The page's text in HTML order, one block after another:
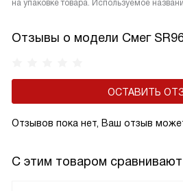
на упаковке товара. Используемое
Отзывы о модели Смег
ОСТАВИТЬ
Отзывов пока нет, Ваш отзыв
С этим товаром сравнивают